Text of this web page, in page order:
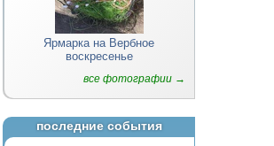
Ярмарка на Вербное
воскресенье
все фотографии →
последние события